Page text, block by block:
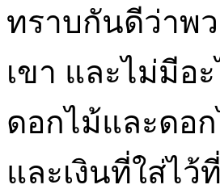
ทราบกันดีว่าพ
เขา และไม่มีอ
ดอกไม้และดอ
และเงินที่ใส่ไว้